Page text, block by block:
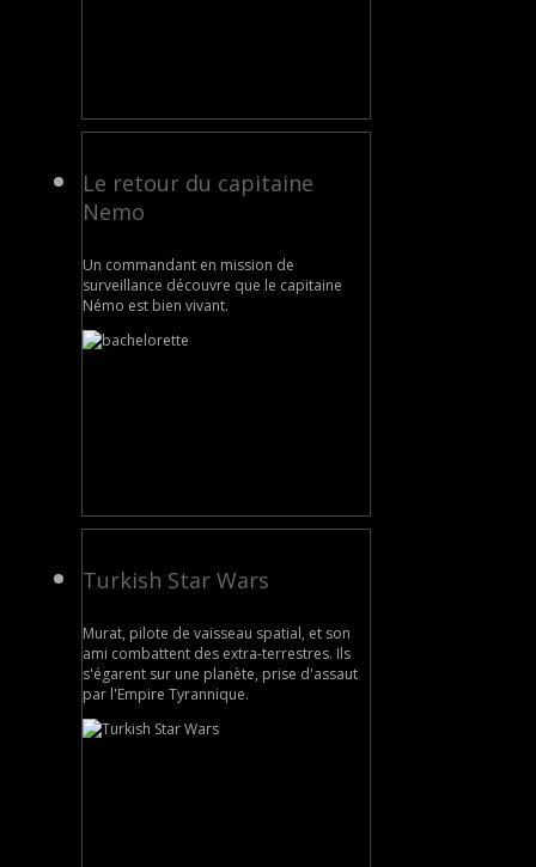
Le retour du capitaine
Nemo
Un commandant en mission de
surveillance découvre que le capitaine
Némo est bien vivant.
Turkish Star Wars
Murat, pilote de vaisseau spatial, et son
ami combattent des extra-terrestres. Ils
s'égarent sur une planète, prise d'assaut
par l'Empire Tyrannique.